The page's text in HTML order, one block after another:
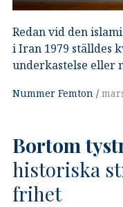
Redan vid den
i Iran 1979 ställdes
underkastelse eller
Nummer Femton
Bortom
historiska
frihet